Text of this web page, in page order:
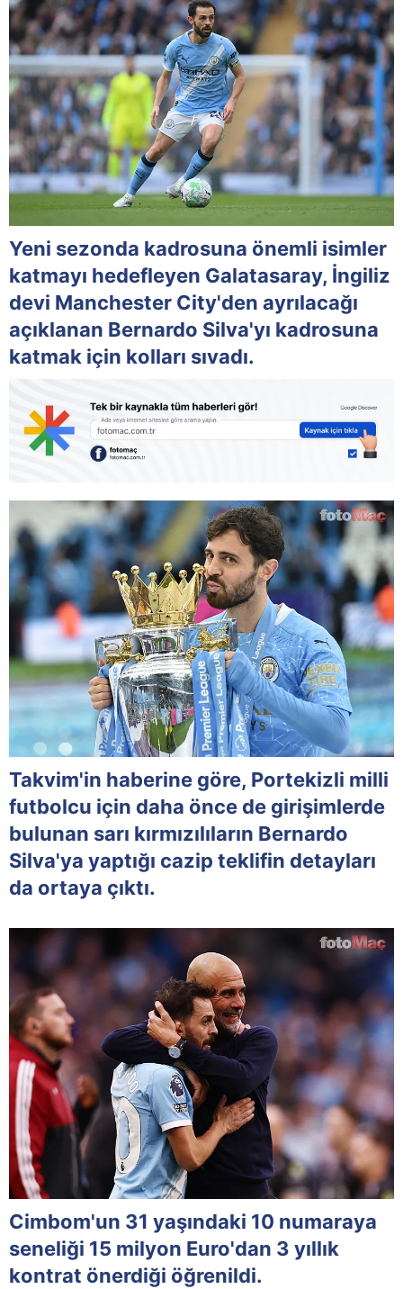
Yeni sezonda kadrosuna önemli isimler
katmayı hedefleyen Galatasaray, İngiliz
devi Manchester City'den ayrılacağı
açıklanan Bernardo Silva'yı kadrosuna
katmak için kolları sıvadı.
Takvim'in haberine göre, Portekizli milli
futbolcu için daha önce de girişimlerde
bulunan sarı kırmızılıların Bernardo
Silva'ya yaptığı cazip teklifin detayları
da ortaya çıktı.
Cimbom'un 31 yaşındaki 10 numaraya
seneliği 15 milyon Euro'dan 3 yıllık
kontrat önerdiği öğrenildi.